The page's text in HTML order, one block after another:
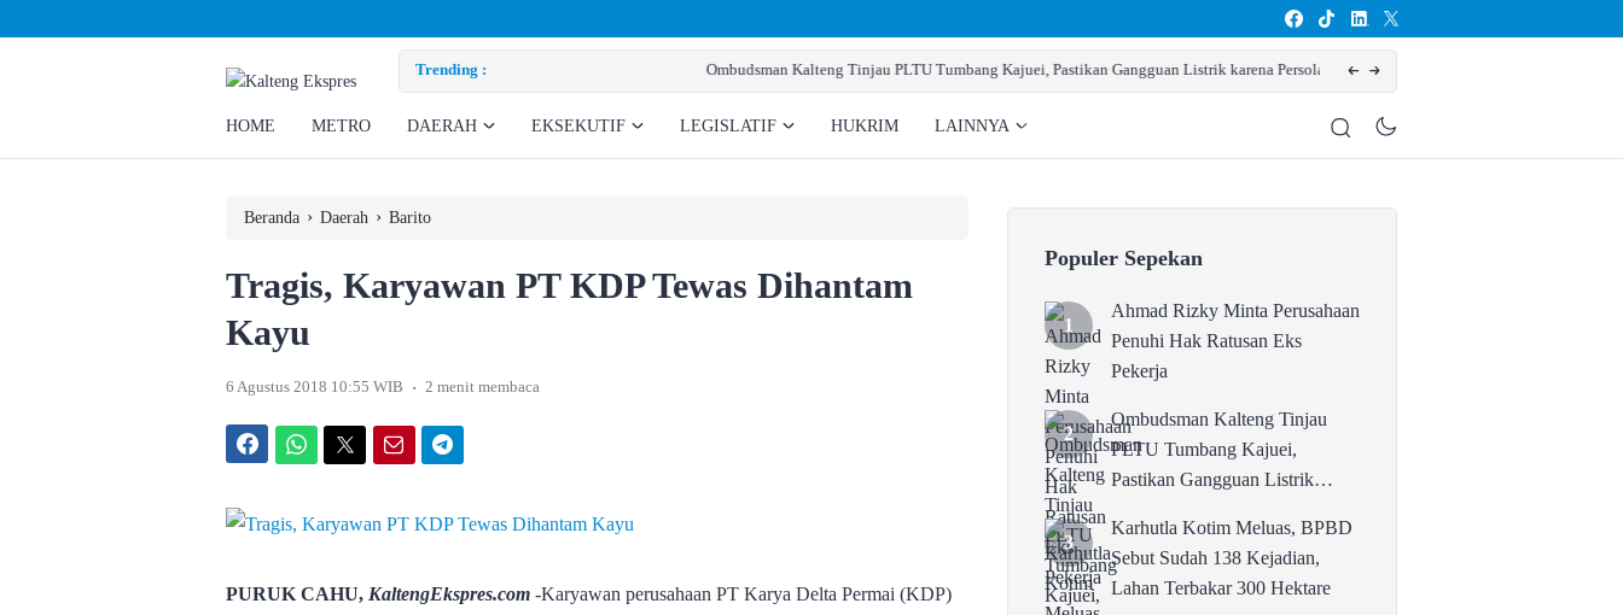
Trending : Ombudsman Kalteng Tinjau PLTU Tumbang Kajuei, Pastikan Gangguan Listrik karena Persolan Teknis Karhutla Kotim Meluas, BPBD Sebut
HOME METRO DAERAH EKSEKUTIF LEGISLATIF HUKRIM LAINNYA
Beranda › Daerah › Barito
Tragis, Karyawan PT KDP Tewas Dihantam
Kayu
6 Agustus 2018 10:55 WIB . 2 menit membaca
PURUK CAHU, KaltengEkspres.com -Karyawan perusahaan PT Karya Delta Permai (KDP)
Populer Sepekan
Ahmad Rizky Minta Perusahaan
Penuhi Hak Ratusan Eks
Pekerja
Ombudsman Kalteng Tinjau
PLTU Tumbang Kajuei,
Pastikan Gangguan Listrik
Karhutla Kotim Meluas, BPBD
Sebut Sudah 138 Kejadian,
Lahan Terbakar 300 Hektare